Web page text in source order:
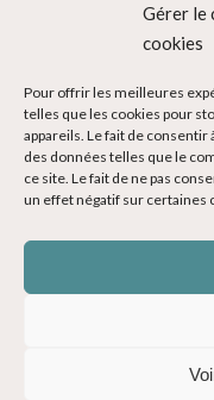
Gérer le
cookies
Pour offrir les meilleures
telles que les cookies pour
appareils. Le fait de
des données telles que le
ce site. Le fait de ne pas
un effet négatif sur certaines
Contact
Devenir Blogueur
Ma Bucket List
© Copyright 2014-2024 -